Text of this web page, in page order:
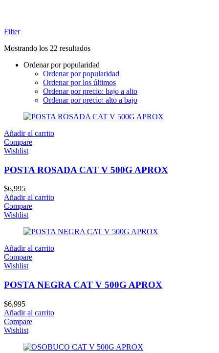
Filter
Mostrando los 22 resultadosOrdenado
popularidad
Ordenar por popularidad
Ordenar por popularidad
Ordenar por los últimos
Ordenar por precio: bajo a alto
Ordenar por precio: alto a bajo
Añadir al carrito
Compare
Wishlist
POSTA ROSADA CAT V 500G APROX
$6,995
Añadir al carrito
Compare
Wishlist
Añadir al carrito
Compare
Wishlist
POSTA NEGRA CAT V 500G APROX
$6,995
Añadir al carrito
Compare
Wishlist